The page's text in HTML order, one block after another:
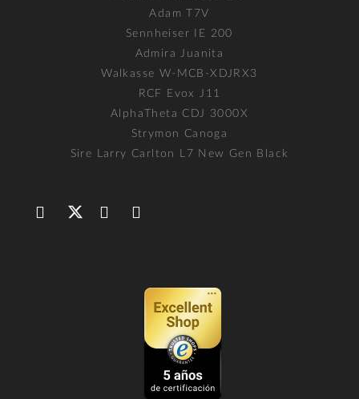
Adam T7V
Sennheiser IE 200
Admira Juanita
Walkasse W-MCB-XDJRX3
RCF Evox J11
AlphaTheta CDJ 3000X
Strymon Canoga
Sire Larry Carlton L7 New Gen Black